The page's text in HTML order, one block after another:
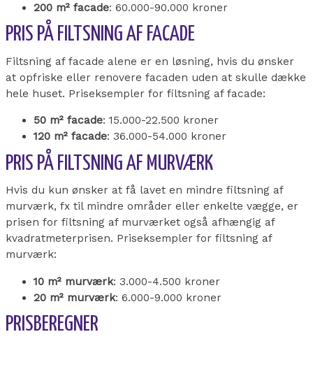
200 m² facade: 60.000-90.000 kroner
PRIS PÅ FILTSNING AF FACADE
Filtsning af facade alene er en løsning, hvis du ønsker
at opfriske eller renovere facaden uden at skulle dække
hele huset. Priseksempler for filtsning af facade:
50 m² facade: 15.000-22.500 kroner
120 m² facade: 36.000-54.000 kroner
PRIS PÅ FILTSNING AF MURVÆRK
Hvis du kun ønsker at få lavet en mindre filtsning af
murværk, fx til mindre områder eller enkelte vægge, er
prisen for filtsning af murværket også afhængig af
kvadratmeterprisen. Priseksempler for filtsning af
murværk:
10 m² murværk: 3.000-4.500 kroner
20 m² murværk: 6.000-9.000 kroner
PRISBEREGNER